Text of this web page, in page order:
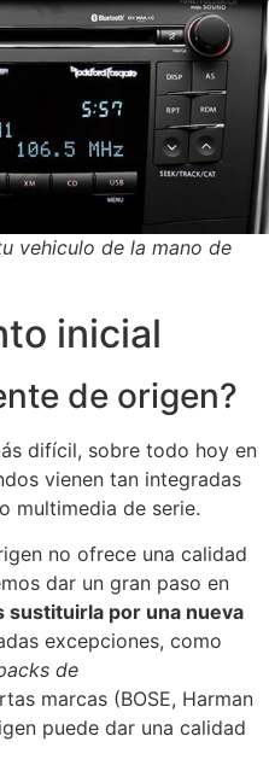
vehiculo de la mano de
inicial
de origen?
difícil, sobre todo hoy en
vienen tan integradas
multimedia de serie.
no ofrece una calidad
dar un gran paso en
sustituirla por una nueva
excepciones, como
de
marcas (BOSE, Harman
puede dar una calidad